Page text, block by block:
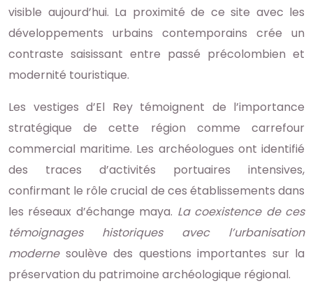
visible aujourd’hui. La proximité de ce site avec les
développements urbains contemporains crée un
contraste saisissant entre passé précolombien et
modernité touristique.
Les vestiges d’El Rey témoignent de l’importance
stratégique de cette région comme carrefour
commercial maritime. Les archéologues ont identifié
des traces d’activités portuaires intensives,
confirmant le rôle crucial de ces établissements dans
les réseaux d’échange maya. La coexistence de ces
témoignages historiques avec l’urbanisation
modernesoulève des questions importantes sur la
préservation du patrimoine archéologique régional.